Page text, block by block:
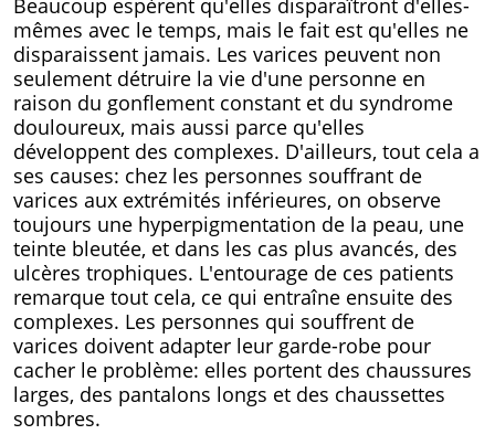
Beaucoup espèrent qu'elles disparaîtront d'elles-
mêmes avec le temps, mais le fait est qu'elles ne
disparaissent jamais. Les varices peuvent non
seulement détruire la vie d'une personne en
raison du gonflement constant et du syndrome
douloureux, mais aussi parce qu'elles
développent des complexes. D'ailleurs, tout cela a
ses causes: chez les personnes souffrant de
varices aux extrémités inférieures, on observe
toujours une hyperpigmentation de la peau, une
teinte bleutée, et dans les cas plus avancés, des
ulcères trophiques. L'entourage de ces patients
remarque tout cela, ce qui entraîne ensuite des
complexes. Les personnes qui souffrent de
varices doivent adapter leur garde-robe pour
cacher le problème: elles portent des chaussures
larges, des pantalons longs et des chaussettes
sombres.